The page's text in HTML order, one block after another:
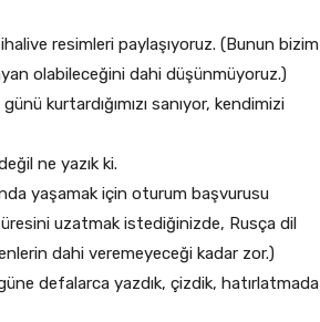
resimleri paylaşıyoruz. (Bunun bizim
olabileceğini dahi düşünmüyoruz.)
kurtardığımızı sanıyor, kendimizi
ne yazık ki.
yaşamak için oturum başvurusu
uzatmak istediğinizde, Rusça dil
dahi veremeyeceği kadar zor.)
defalarca yazdık, çizdik, hatırlatmada